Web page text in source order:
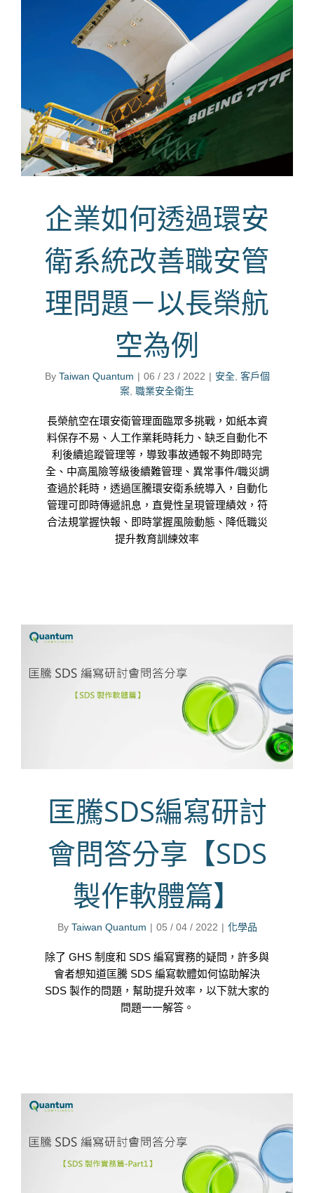
企業如何透過環安
衛系統改善職安管
理問題－以長榮航
空為例
By Taiwan Quantum | 06 / 23 / 2022 | 安全, 客戶個
案 職業安全衛生
長榮航空在環安衛管理面臨眾多挑戰，如紙本資
料保存不易、人工作業耗時耗力、缺乏自動化不
利後續追蹤管理等，導致事故通報不夠即時完
全、中高風險等級後續難管理、異常事件/職災調
查過於耗時，透過匡騰環安衛系統導入，自動化
管理可即時傳遞訊息，直覺性呈現管理績效，符
合法規掌握快報、即時掌握風險動態、降低職災
提升教育訓練效率
匡騰SDS編寫研討
會問答分享【SDS
製作軟體篇】
By Taiwan Quantum | 05 / 04 / 2022 | 化學品
除了 GHS 制度和 SDS 編寫實務的疑問，許多與
會者想知道匡騰 SDS 編寫軟體如何協助解決
SDS 製作的問題，幫助提升效率，以下就大家的
問題一一解答。